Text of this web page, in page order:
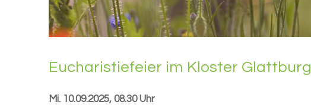
Eu­cha­ris­tie­fei­er im Klos­ter Glatt­burg
Mi. 10.09.2025, 08.30 Uhr